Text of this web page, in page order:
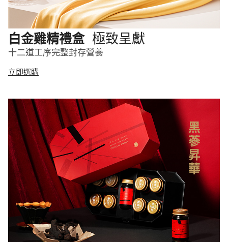
白金雞精禮盒 極致呈獻
十二道工序完整封存營養
立即選購